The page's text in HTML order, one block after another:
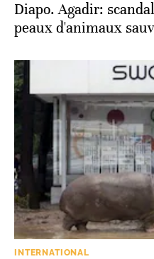
Diapo. Agadir:
peaux d'animaux
INTERNATIONAL